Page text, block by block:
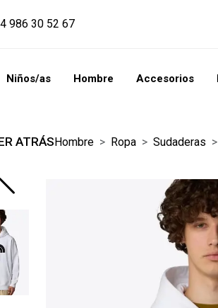
986 30 52 67
Niños/as Hombre Accesorios
ATRÁSHombre Ropa Sudaderas